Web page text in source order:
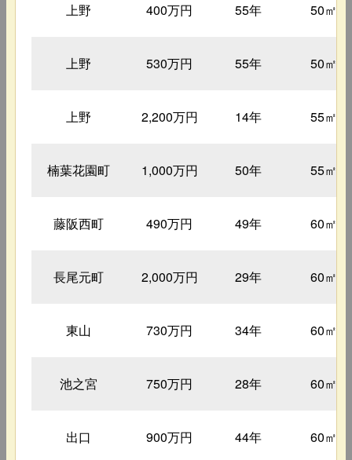
上野 400万円 55年 50㎡
上野 530万円 55年 50㎡
上野 2,200万円 14年 55㎡
楠葉花園町 1,000万円 50年 55㎡
藤阪西町 490万円 49年 60㎡
長尾元町 2,000万円 29年 60㎡
東山 730万円 34年 60㎡
池之宮 750万円 28年 60㎡
出口 900万円 44年 60㎡